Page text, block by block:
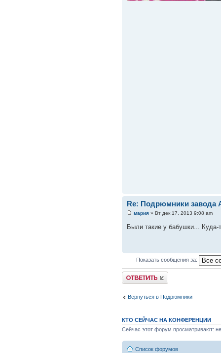
Re: Подрюмники завода
мария » Вт дек 17, 2013 9:08 am
Были такие у бабушки...
Показать сообщения за:
Вернуться в Подрюмники
КТО СЕЙЧАС НА КОНФЕРЕНЦИИ
Сейчас этот форум просматривают:
Список форумов